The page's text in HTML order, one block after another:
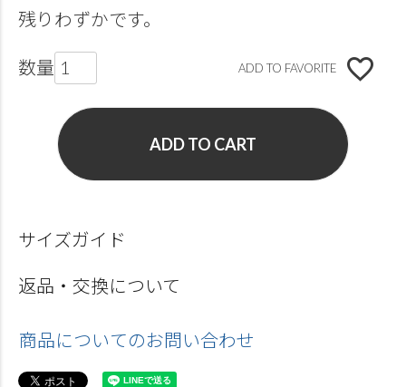
残りわずかです。
ADD TO FAVORITE
ADD TO CART
サイズガイド
返品・交換について
商品についてのお問い合わせ